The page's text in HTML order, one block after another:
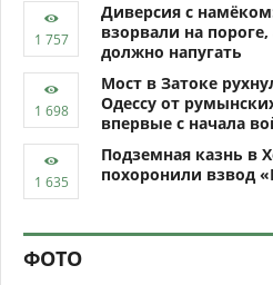
Диверсия с
взорвали на пороге,
должно напугать
Мост в Затоке
Одессу от
впервые с начала
Подземная казнь в
похоронили взвод
ФОТО